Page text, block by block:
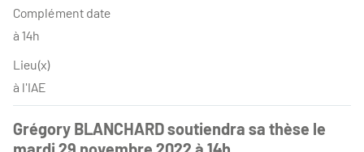
Complément date
à 14h
Lieu(x)
à l'IAE
Grégory BLANCHARD soutiendra sa thèse le